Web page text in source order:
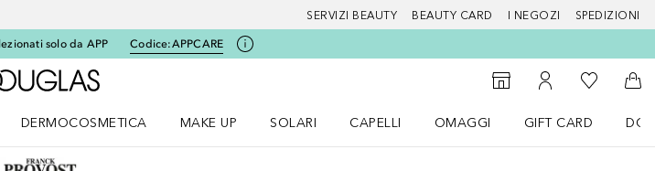
SERVIZI BEAUTY BEAUTY CARD I NEGOZI SPEDIZIONI
solo da APP Codice:APPCARE
A Douglas Home
StorefinderAl Mio Account
Alla Mia
Al
DERMOCOSMETICA
MAKE UP
SOLARI
CAPELLI
OMAGGI
GIFT CARD